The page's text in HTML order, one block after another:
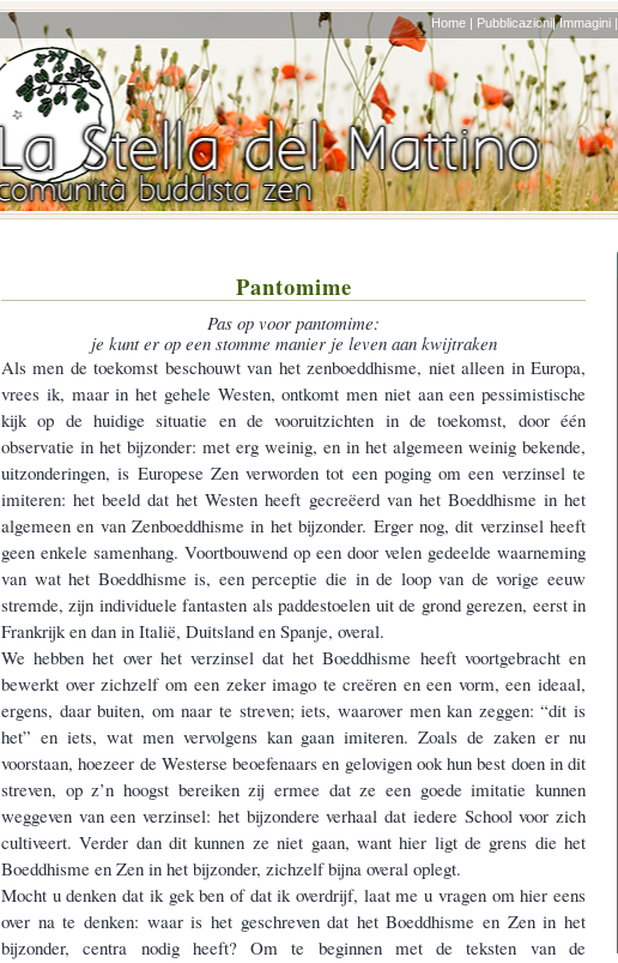
Home | Pubblicazioni| Immagini |
Pantomime
Pas op voor pantomime:
je kunt er op een stomme manier je leven aan kwijtraken
Als men de toekomst beschouwt van het zenboeddhisme, niet alleen in Europa,
vrees ik, maar in het gehele Westen, ontkomt men niet aan een pessimistische
kijk op de huidige situatie en de vooruitzichten in de toekomst, door één
observatie in het bijzonder: met erg weinig, en in het algemeen weinig bekende,
uitzonderingen, is Europese Zen verworden tot een poging om een verzinsel te
imiteren: het beeld dat het Westen heeft gecreëerd van het Boeddhisme in het
algemeen en van Zenboeddhisme in het bijzonder. Erger nog, dit verzinsel heeft
geen enkele samenhang. Voortbouwend op een door velen gedeelde waarneming
van wat het Boeddhisme is, een perceptie die in de loop van de vorige eeuw
stremde, zijn individuele fantasten als paddestoelen uit de grond gerezen, eerst in
Frankrijk en dan in Italië, Duitsland en Spanje, overal.
We hebben het over het verzinsel dat het Boeddhisme heeft voortgebracht en
bewerkt over zichzelf om een zeker imago te creëren en een vorm, een ideaal,
ergens, daar buiten, om naar te streven; iets, waarover men kan zeggen: “dit is
het” en iets, wat men vervolgens kan gaan imiteren. Zoals de zaken er nu
voorstaan, hoezeer de Westerse beoefenaars en gelovigen ook hun best doen in dit
streven, op z’n hoogst bereiken zij ermee dat ze een goede imitatie kunnen
weggeven van een verzinsel: het bijzondere verhaal dat iedere School voor zich
cultiveert. Verder dan dit kunnen ze niet gaan, want hier ligt de grens die het
Boeddhisme en Zen in het bijzonder, zichzelf bijna overal oplegt.
Mocht u denken dat ik gek ben of dat ik overdrijf, laat me u vragen om hier eens
over na te denken: waar is het geschreven dat het Boeddhisme en Zen in het
bijzonder, centra nodig heeft? Om te beginnen met de teksten van de